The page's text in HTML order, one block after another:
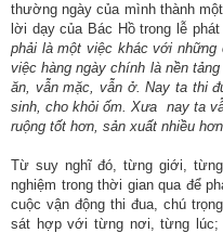
thường ngày của mình thành
lời dạy của Bác Hồ trong lễ
phải là một việc khác với những
việc hàng ngày chính là nền
ăn, vẫn mặc, vẫn ở. Nay ta thi
sinh, cho khỏi ốm. Xưa nay ta
ruộng tốt hơn, sản xuất nhiều
Từ suy nghĩ đó, từng giới,
nghiệm trong thời gian qua để
cuộc vận động thi đua, chú
sát hợp với từng nơi, từng lúc;